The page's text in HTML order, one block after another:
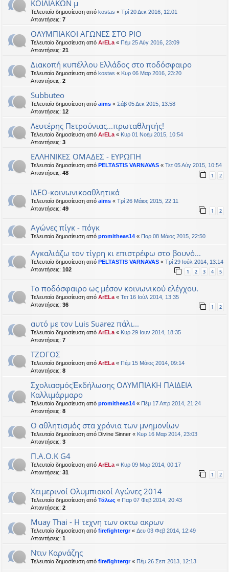
ΚΟΙΛΙΑΚΩΝ μ
Τελευταία δημοσίευση από kostas « Τρί 20 Δεκ 2016, 12:01
Απαντήσεις: 7
ΟΛΥΜΠΙΑΚΟΙ ΑΓΩΝΕΣ ΣΤΟ ΡΙΟ
Τελευταία δημοσίευση από ArELa« Πέμ 25 Αύγ 2016, 23:09
Απαντήσεις: 21
Διακοπή κυπέλλου Ελλάδος στο ποδόσφαιρο
Τελευταία δημοσίευση από kostas « Κυρ 06 Μαρ 2016, 23:20
Απαντήσεις: 2
Subbuteo
Τελευταία δημοσίευση από aims « Σάβ 05 Δεκ 2015, 13:58
Απαντήσεις: 12
Λευτέρης Πετρούνιας...πρωταθλητής!
Τελευταία δημοσίευση από ArELa« Κυρ 01 Νοέμ 2015, 10:54
Απαντήσεις: 3
ΕΛΛΗΝΙΚΕΣ ΟΜΑΔΕΣ - ΕΥΡΩΠΗ
Τελευταία δημοσίευση από PELTASTIS VARNAVAS « Τετ 05 Αύγ 2015, 10:54
Απαντήσεις: 48 1 2
ΙΔΕΟ-κοινωνικοαθλητικά
Τελευταία δημοσίευση από aims « Τρί 26 Μάιος 2015, 22:11
Απαντήσεις: 49 1 2
Αγώνες πίγκ - πόγκ
Τελευταία δημοσίευση από promitheas14 « Παρ 08 Μάιος 2015, 22:50
Αγκαλιάζω τον τίγρη κι επιστρέφω στο βουνό...
Τελευταία δημοσίευση από PELTASTIS VARNAVAS « Τρί 29 Ιούλ 2014, 13:14
Απαντήσεις: 102 1 2 3 4 5
Το ποδόσφαιρο ως μέσον κοινωνικού ελέγχου.
Τελευταία δημοσίευση από ArELa « Τετ 16 Ιούλ 2014, 13:35
Απαντήσεις: 36 1 2
αυτό με τον Luis Suarez πάλι...
Τελευταία δημοσίευση από ArELa « Κυρ 29 Ιουν 2014, 18:35
Απαντήσεις: 7
ΤΖΟΓΟΣ
Τελευταία δημοσίευση από ArELa « Πέμ 15 Μάιος 2014, 09:14
Απαντήσεις: 8
ΣχολιασμόςἘκδήλωσης ΟΛΥΜΠΙΑΚΗ ΠΑΙΔΕΙΑ
Καλλιμάρμαρο
Τελευταία δημοσίευση από promitheas14 « Πέμ 17 Απρ 2014, 21:24
Απαντήσεις: 8
Ο αθλητισμός στα χρόνια των μνημονίων
Τελευταία δημοσίευση από Divine Sinner « Κυρ 16 Μαρ 2014, 23:03
Απαντήσεις: 3
Π.Α.Ο.Κ G4
Τελευταία δημοσίευση από ArELa « Κυρ 09 Μαρ 2014, 00:17
Απαντήσεις: 31 1 2
Χειμερινοί Ολυμπιακοί Αγώνες 2014
Τελευταία δημοσίευση από Τάλως « Παρ 07 Φεβ 2014, 20:43
Απαντήσεις: 2
Muay Thai - Η τεχνη των οκτω ακρων
Τελευταία δημοσίευση από firefightergr« Δευ 03 Φεβ 2014, 12:49
Απαντήσεις: 1
Ντιν Καρνάζης
Τελευταία δημοσίευση από firefightergr« Πέμ 26 Σεπ 2013, 12:13